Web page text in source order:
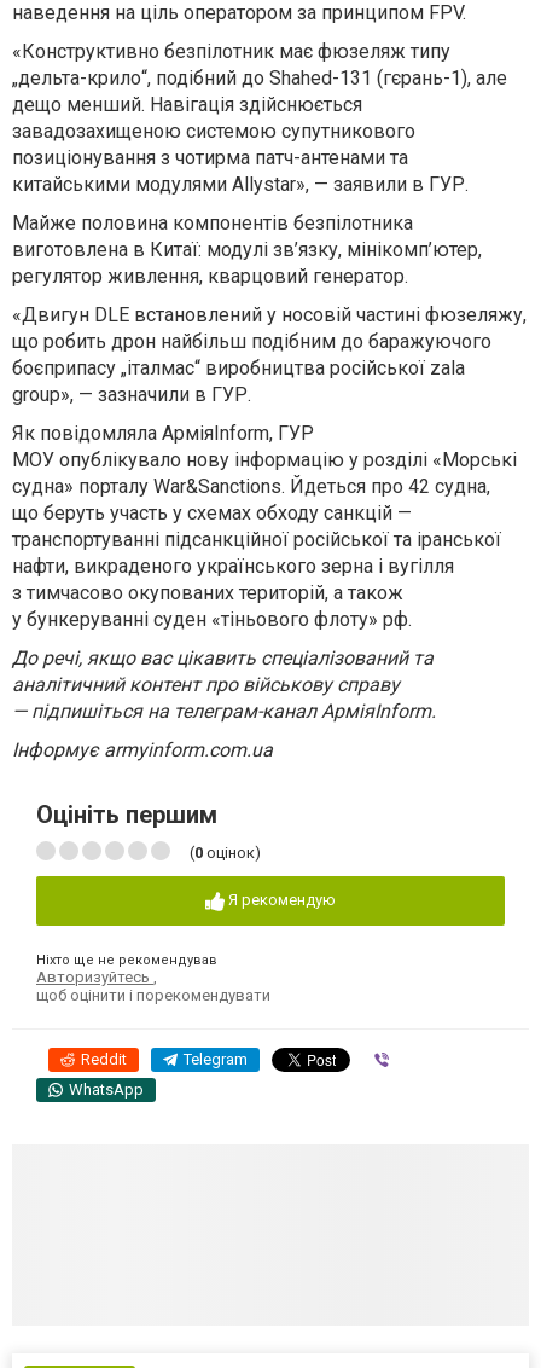
наведення на ціль оператором за принципом FPV.
«Конструктивно безпілотник має фюзеляж типу
„дельта-крило“, подібний до Shahed-131 (гєрань-1), але
дещо менший. Навігація здійснюється
завадозахищеною системою супутникового
позиціонування з чотирма патч-антенами та
китайськими модулями Allystar», — заявили в ГУР.
Майже половина компонентів безпілотника
виготовлена в Китаї: модулі зв’язку, мінікомп’ютер,
регулятор живлення, кварцовий генератор.
«Двигун DLE встановлений у носовій частині фюзеляжу,
що робить дрон найбільш подібним до баражуючого
боєприпасу „італмас“ виробництва російської zala
group», — зазначили в ГУР.
Як повідомляла АрміяInform, ГУР
МОУ опублікувало нову інформацію у розділі «Морські
судна» порталу War&Sanctions. Йдеться про 42 судна,
що беруть участь у схемах обходу санкцій —
транспортуванні підсанкційної російської та іранської
нафти, викраденого українського зерна і вугілля
з тимчасово окупованих територій, а також
у бункеруванні суден «тіньового флоту» рф.
До речі, якщо вас цікавить спеціалізований та
аналітичний контент про військову справу
— підпишіться на телеграм-канал АрміяInform.
Інформує armyinform.com.ua
Оцініть першим
(0 оцінок)
Я рекомендую
Ніхто ще не рекомендував
Авторизуйтесь ,
щоб оцінити і порекомендувати
Reddit Telegram
WhatsApp